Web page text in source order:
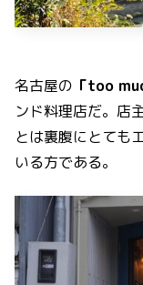
名古屋の 「too
ンド料理店だ。店
とは裏腹にとても
いる方である。